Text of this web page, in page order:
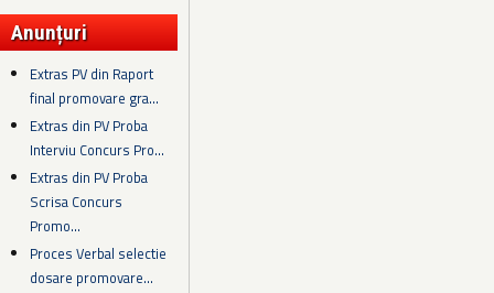
Anunțuri
Extras PV din Raport
final promovare gra...
Extras din PV Proba
Interviu Concurs Pro...
Extras din PV Proba
Scrisa Concurs
Promo...
Proces Verbal selectie
dosare promovare...